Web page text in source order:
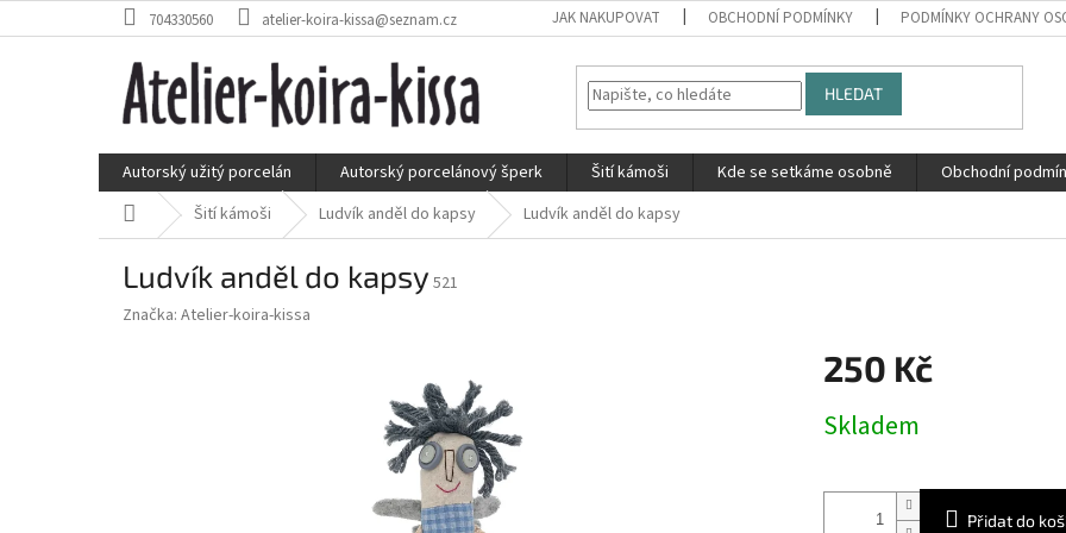
na
704330560 atelier-koira-kissa@seznam.cz JAK NAKUPOVAT OBCHODNÍ PODMÍNKY PODMÍNKY OCHRANY
HLEDAT
Autorský užitý porcelán Autorský porcelánový šperk Šití kámoši Kde se setkáme osobně Obchodní
Domů Šití kámoši Ludvík anděl do kapsy Ludvík anděl do kapsy
Ludvík anděl do kapsy 521
Značka: Atelier-koira-kissa
250 Kč
cena:
Skladem
Přidat do